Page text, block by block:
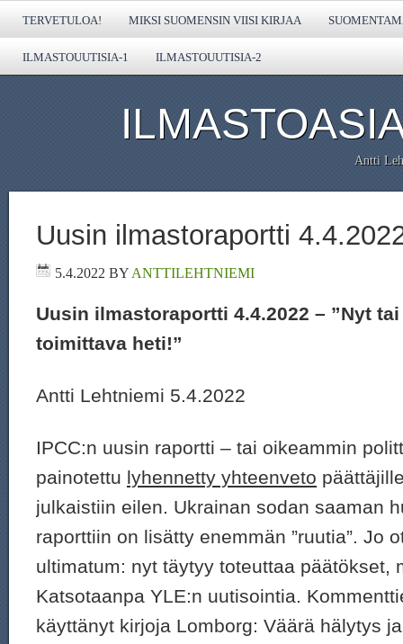
TERVETULOA! MIKSI SUOMENSIN VIISI KIRJAA
ILMASTOUUTISIA-1 ILMASTOUUTISIA-2
Antti
Uusin ilmastoraportti
5.4.2022 BYANTTILEHTNIEMI
Uusin ilmastoraportti 4.4.2022 – ”Nyt
toimittava heti!”
Antti Lehtniemi 5.4.2022
IPCC:n uusin raportti – tai oikeammin
painotettu lyhennetty yhteenveto
julkaistiin eilen. Ukrainan sodan saaman
raporttiin on lisätty enemmän ”ruutia”. Jo
ultimatum: nyt täytyy toteuttaa päätökset,
Katsotaanpa YLE:n uutisointia.
käyttänyt kirjoja Lomborg: Väärä hälytys